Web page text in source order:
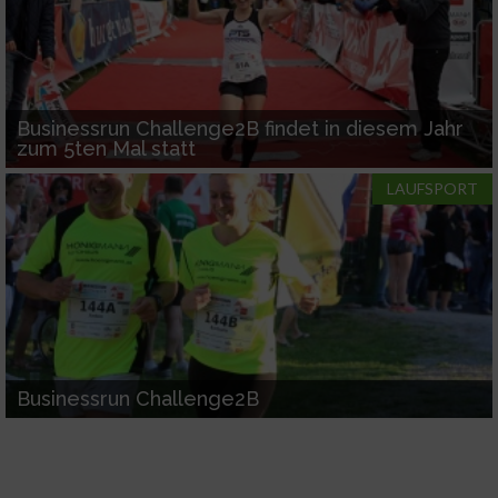
Businessrun Challenge2B findet in diesem Jahr
zum 5ten Mal statt
LAUFSPORT
Businessrun Challenge2B
Funktional
Werbung